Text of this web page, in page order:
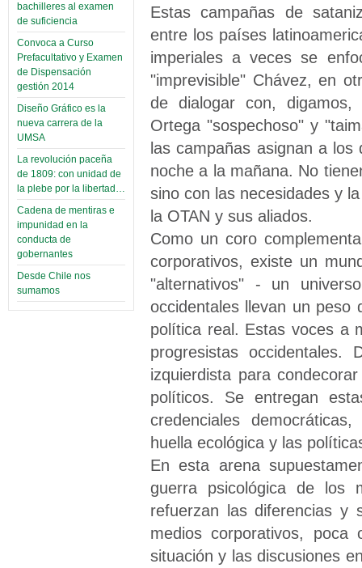
bachilleres al examen
de suficiencia
Convoca a Curso
Prefacultativo y Examen
de Dispensación
gestión 2014
Diseño Gráfico es la
nueva carrera de la
UMSA
La revolución paceña
de 1809: con unidad de
la plebe por la libertad…
Cadena de mentiras e
impunidad en la
conducta de
gobernantes
Desde Chile nos
sumamos
Estas campañas de
entre los países
imperiales a veces se
"imprevisible" Chávez, en
de dialogar con, digamos,
Ortega "sospechoso" y
las campañas asignan a los
noche a la mañana. No
sino con las necesidades y
la OTAN y sus aliados.
Como un coro
corporativos, existe un
"alternativos" - un
occidentales llevan un peso
política real. Estas voces a
progresistas occidentales.
izquierdista para
políticos. Se entregan
credenciales
huella ecológica y las
En esta arena
guerra psicológica de los
refuerzan las diferencias y
medios corporativos,
situación y las discusiones